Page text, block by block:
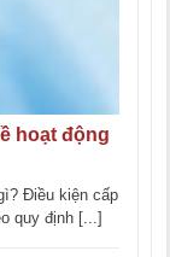
hoạt động
Điều kiện cấp
quy định [...]